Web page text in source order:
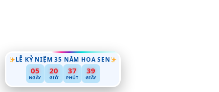
LỄ KỶ NIỆM 35 NĂM HOA SEN
05
NGÀY
20
GIỜ
37
PHÚT
37
GIÂY